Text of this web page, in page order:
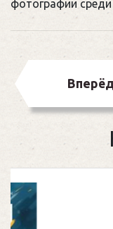
фотографии